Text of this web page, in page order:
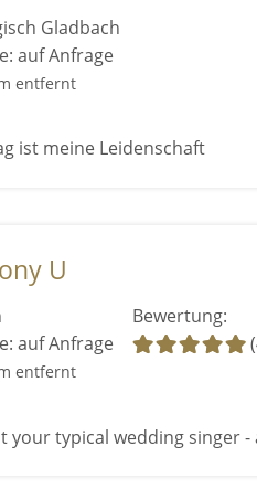
Gladbach
auf Anfrage
entfernt
ist meine Leidenschaft
U
auf Anfrage
entfernt
Bewertung:
your typical wedding singer